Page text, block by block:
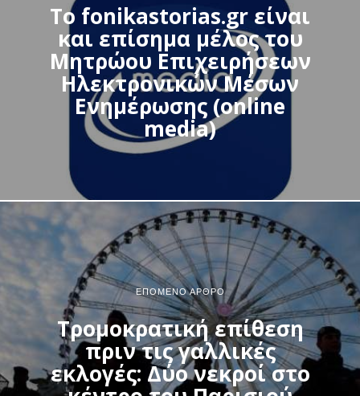
Το fonikastorias.gr είναι
και επίσημα μέλος του
Μητρώου Επιχειρήσεων
Ηλεκτρονικών Μέσων
Ενημέρωσης (online
media)
ΕΠΌΜΕΝΟ ΆΡΘΡΟ
Τρομοκρατική επίθεση
πριν τις γαλλικές
εκλογές: Δύο νεκροί στο